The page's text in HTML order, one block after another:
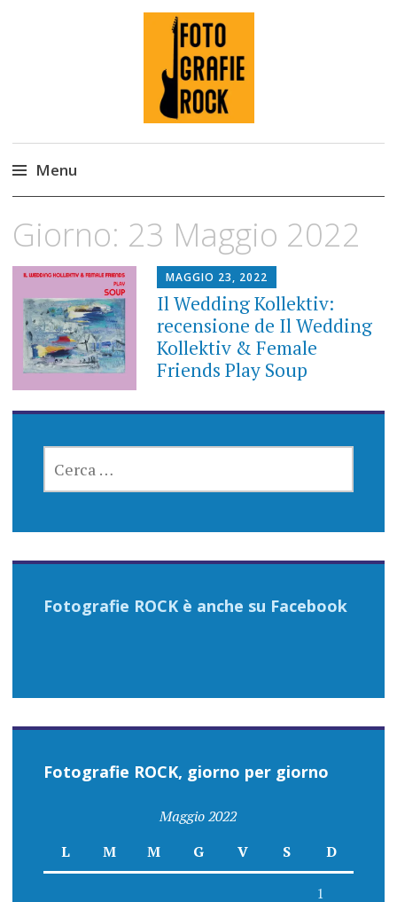
Fotografie ROCK
Menu
to
Giorno: 23 Maggio 2022
MAGGIO 23, 2022
Il Wedding Kollektiv:
recensione de Il Wedding
Kollektiv & Female
Friends Play Soup
PER:
Fotografie ROCK è anche su Facebook
Fotografie ROCK, giorno per giorno
Maggio 2022
L
M M G V S D
1